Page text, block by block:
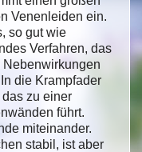
Venenleiden ein.
so gut wie
Verfahren, das
die Krampfader
zu einer
führt.
miteinander.
stabil, ist aber